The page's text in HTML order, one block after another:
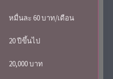
หมื่นละ 60 บาท/เดือน
20 ปีขึ้นไป
20,000 บาท